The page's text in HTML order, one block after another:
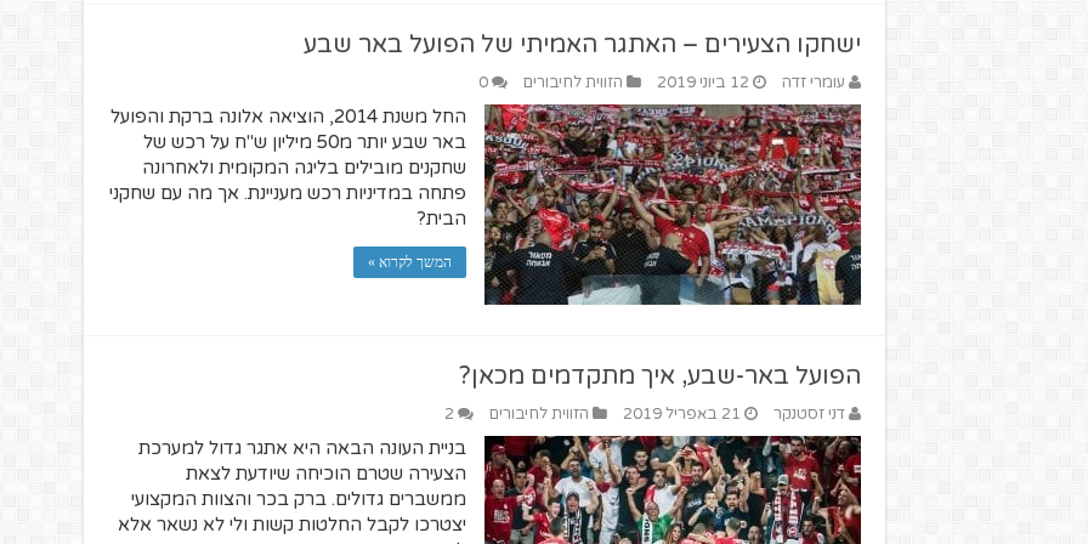
ישחקו הצעירים – האתגר האמיתי של הפועל באר שבע
עומרי זדה 12 ביוני 2019 הזווית לחיבורים 0
החל משנת 2014, הוציאה אלונה ברקת והפועל
באר שבע יותר מ50 מיליון ש"ח על רכש של
שחקנים מובילים בליגה המקומית ולאחרונה
פתחה במדיניות רכש מעניינת. אך מה עם שחקני
הבית?
המשך לקרוא »
הפועל באר-שבע, איך מתקדמים מכאן?
דני זסטנקר 21 באפריל 2019 הזווית לחיבורים 2
בניית העונה הבאה היא אתגר גדול למערכת
הצעירה שטרם הוכיחה שיודעת לצאת
ממשברים גדולים. ברק בכר והצוות המקצועי
יצטרכו לקבל החלטות קשות ולי לא נשאר אלא